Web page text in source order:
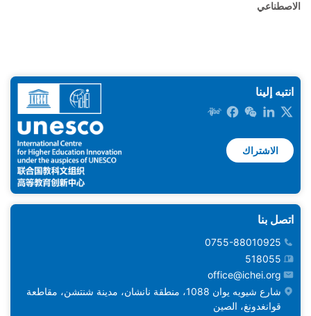
الاصطناعي
انتبه إلينا
الاشتراك
اتصل بنا
0755-88010925
518055
office@ichei.org
شارع شيويه يوان 1088، منطقة نانشان، مدينة شنتشن، مقاطعة
قوانغدونغ، الصين